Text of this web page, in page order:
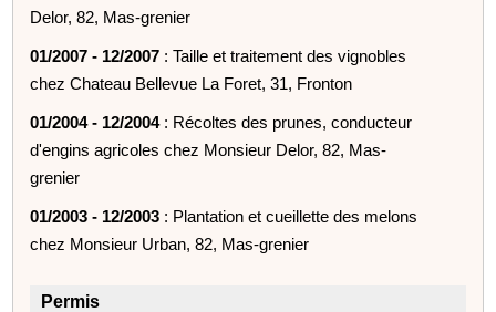
Delor, 82, Mas-grenier
01/2007 - 12/2007 : Taille et traitement des vignobles
chez Chateau Bellevue La Foret, 31, Fronton
01/2004 - 12/2004: Récoltes des prunes, conducteur
d'engins agricoles chez Monsieur Delor, 82, Mas-
grenier
01/2003 - 12/2003 : Plantation et cueillette des melons
chez Monsieur Urban, 82, Mas-grenier
Permis